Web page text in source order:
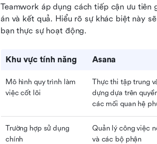
Teamwork áp dụng cách tiếp cận ưu tiên
án và kết quả. Hiểu rõ sự khác biệt này
bạn thực sự hoạt động.
Khu vực tính năng Asana
Mô hình quy trình làm
việc cốt lõi
Thực thi tập trung
dựng dựa trên
các mối quan hệ
Trường hợp sử dụng
chính
Quản lý công việc
và các bộ phận